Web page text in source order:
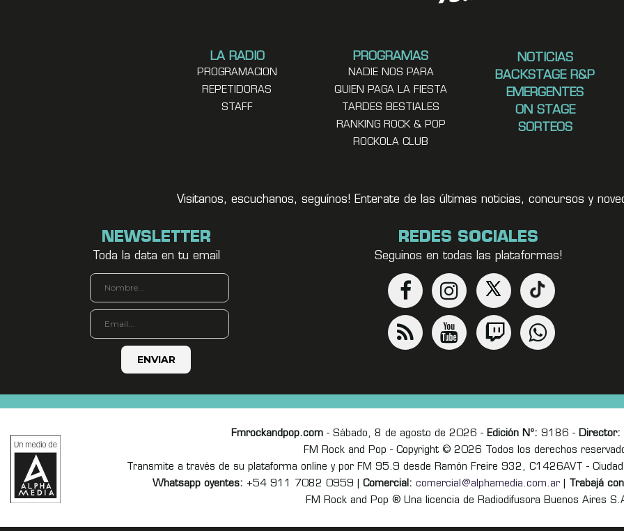
LA RADIO
PROGRAMACION
REPETIDORAS
STAFF
PROGRAMAS
NADIE NOS PARA
QUIEN PAGA LA FIESTA
TARDES BESTIALES
RANKING ROCK & POP
ROCKOLA CLUB
NOTICIAS
BACKSTAGE R&P
EMERGENTES
ON STAGE
SORTEOS
Visitanos, escuchanos, seguínos! Enterate de las últimas noticias, concursos y
NEWSLETTER
Toda la data en tu email
REDES SOCIALES
Seguinos en todas las plataformas!
Fmrockandpop.com- Sábado, 8 de agosto de 2026 - Edición Nº: 9186 - Director:
FM Rock and Pop - Copyright © 2026 Todos los derechos
Transmite a través de su plataforma online y por FM 95.9 desde Ramón Freire 932, C1426AVT -
Whatsapp oyentes: +54 911 7082 0959 | Comercial: comercial@alphamedia.com.ar| Trabajá
FM Rock and Pop ® Una licencia de Radiodifusora Buenos Aires